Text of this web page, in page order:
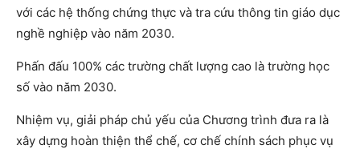
với các hệ thống chứng thực và tra cứu thông tin giáo dục
nghề nghiệp vào năm 2030.
Phấn đấu 100% các trường chất lượng cao là trường học
số vào năm 2030.
Nhiệm vụ, giải pháp chủ yếu của Chương trình đưa ra là
xây dựng hoàn thiện thể chế, cơ chế chính sách phục vụ